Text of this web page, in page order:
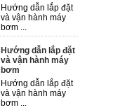
Hướng dẫn lắp đặt
và vận hành máy
bơm ...
Hướng dẫn lắp đặt
và vận hành máy
bơm
Hướng dẫn lắp đặt
và vận hành máy
bơm ...